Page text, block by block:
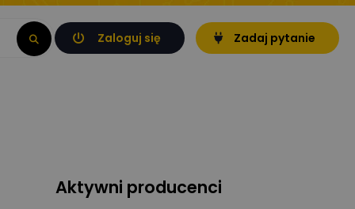
Zaloguj się Zadaj pytanie
Aktywni producenci